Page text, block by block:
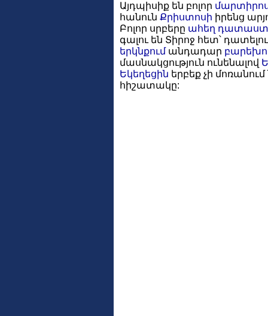
Այդպիսիք են բոլոր
հանուն Քրիստոսի իրենց
Բոլոր սրբերը ահեղ
գալու են Տիրոջ հետ՝
երկնքումանդադար
մասնակցություն ունենալով
Եկեղեցին երբեք չի
հիշատակը: